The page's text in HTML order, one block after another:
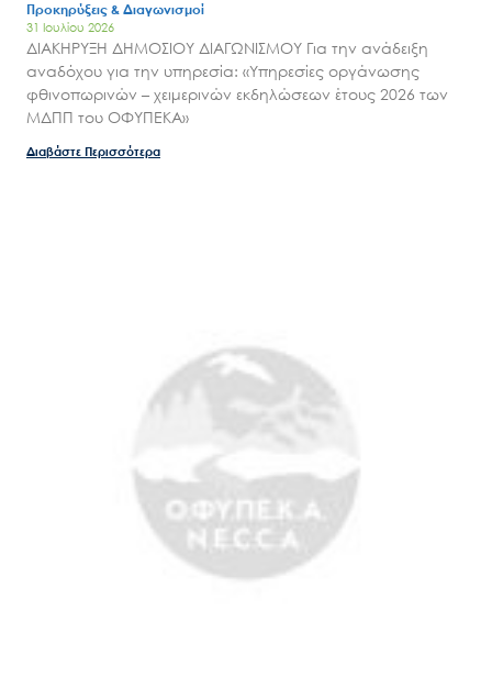
Search
for:
Επικοινωνία
Προκηρύξεις & Διαγωνισμοί
31 Ιουλίου 2026
ΔΙΑΚΗΡΥΞΗ ΔΗΜΟΣΙΟΥ ΔΙΑΓΩΝΙΣΜΟΥ Για την ανάδειξη
αναδόχου για την υπηρεσία: «Υπηρεσίες οργάνωσης
φθινοπωρινών – χειμερινών εκδηλώσεων έτους 2026 των
ΜΔΠΠ του ΟΦΥΠΕΚΑ»
Διαβάστε Περισσότερα